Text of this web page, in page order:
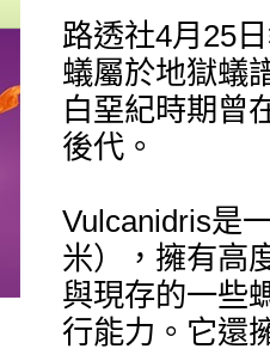
路透社4月25
蟻屬於地獄蟻
白堊紀時期曾
後代。
Vulcanidris是
米），擁有高
與現存的一些
行能力。它還